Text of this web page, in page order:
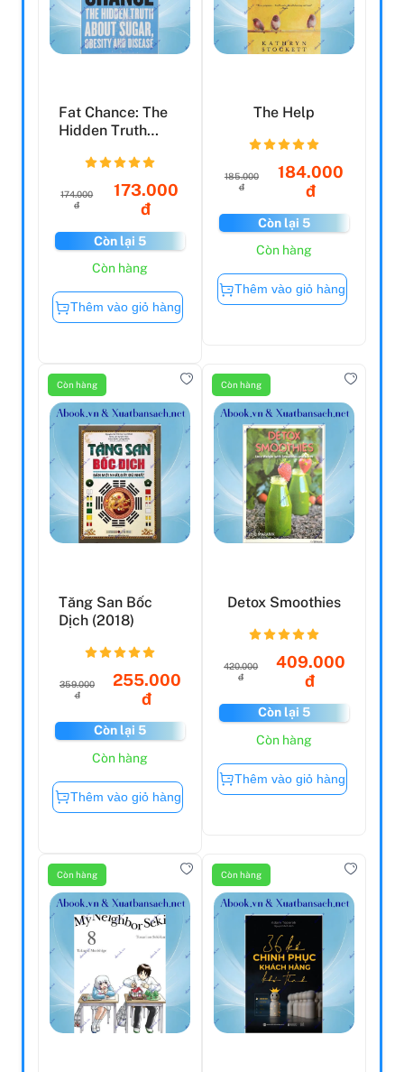
Fat Chance: The
Hidden Truth
Obesity ...
174.000
đ
173.000
đ
Còn lại 5
Còn hàng
Thêm vào giỏ hàng
The Help
185.000
đ
184.000
đ
Còn lại 5
Còn hàng
Thêm vào giỏ hàng
Còn hàng
Tăng San Bốc
Dịch (2018)
359.000
đ
255.000
đ
Còn lại 5
Còn hàng
Thêm vào giỏ hàng
Còn hàng
Detox Smoothies
420.000
đ
409.000
đ
Còn lại 5
Còn hàng
Thêm vào giỏ hàng
Còn hàng Còn hàng